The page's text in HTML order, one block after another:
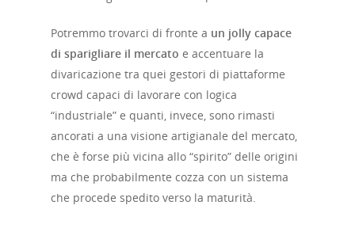
Potremmo trovarci di fronte a un jolly capace
di sparigliare il mercato e accentuare la
divaricazione tra quei gestori di piattaforme
crowd capaci di lavorare con logica
“industriale” e quanti, invece, sono rimasti
ancorati a una visione artigianale del mercato,
che è forse più vicina allo “spirito” delle origini
ma che probabilmente cozza con un sistema
che procede spedito verso la maturità.
Chi siamo
Strumenti
digitali
Crowdinvesting Hub
ESGpass